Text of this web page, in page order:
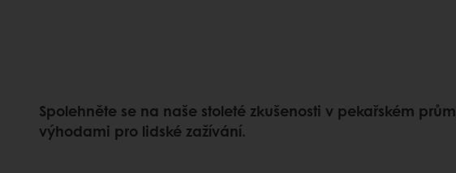
Spolehněte se na naše stoleté zkušenosti v pekařském
výhodami pro lidské zažívání.